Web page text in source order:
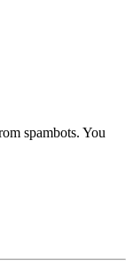
spambots. You